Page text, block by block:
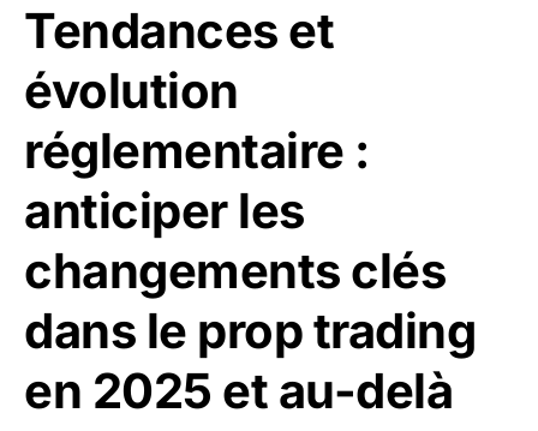
Tendances et
évolution
réglementaire :
anticiper les
changements clés
dans le prop trading
en 2025 et au-delà